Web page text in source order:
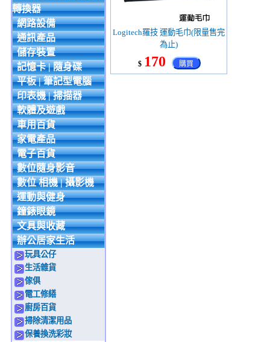
轉換器
網路設備
通訊產品
儲存裝置
記憶卡 | 隨身碟
平板 | 筆記型電腦
印表機 | 掃描器
軟體及遊戲
車用百貨
家電產品
電子百貨
數位隨身影音
數位 相機 | 攝影機
運動與健身
鐘錶眼鏡
文具與收藏
辦公居家生活
玩具公仔
生活雜貨
傢俱
電工修繕
廚房百貨
掃除清潔用品
保養換洗彩妝
Logitech羅技 運動毛巾(限量售完
為止)
$ 170 購買